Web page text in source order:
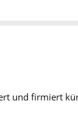
und firmiert